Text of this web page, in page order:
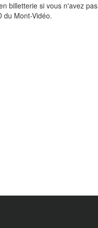
billetterie si vous n'avez pas
du Mont-Vidéo.